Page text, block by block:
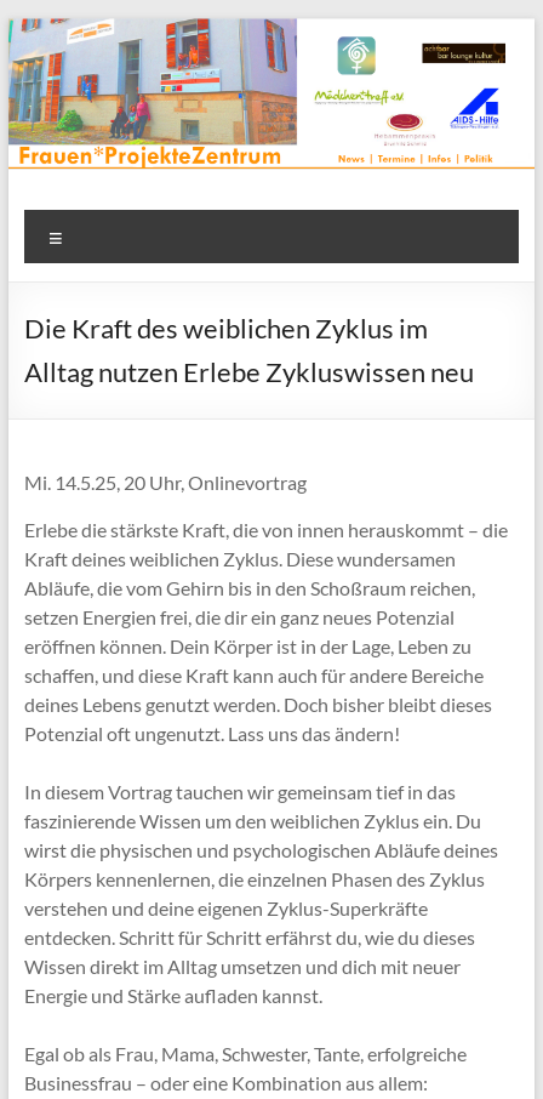
Zum
Inhalt
springen
Frauenprojektehaus wird
FrauenProjekteZentrum
Frauen* | Mädchen* | Projekte | Beratung | Veranstaltungen |
in einem Zentrum | Räume für alle | Projektarbeit | Begegnung
Die Kraft des weiblichen Zyklus im
Alltag nutzen Erlebe Zykluswissen neu
Mi. 14.5.25, 20 Uhr, Onlinevortrag
Erlebe die stärkste Kraft, die von innen herauskommt – die
Kraft deines weiblichen Zyklus. Diese wundersamen
Abläufe, die vom Gehirn bis in den Schoßraum reichen,
setzen Energien frei, die dir ein ganz neues Potenzial
eröffnen können. Dein Körper ist in der Lage, Leben zu
schaffen, und diese Kraft kann auch für andere Bereiche
deines Lebens genutzt werden. Doch bisher bleibt dieses
Potenzial oft ungenutzt. Lass uns das ändern!
In diesem Vortrag tauchen wir gemeinsam tief in das
faszinierende Wissen um den weiblichen Zyklus ein. Du
wirst die physischen und psychologischen Abläufe deines
Körpers kennenlernen, die einzelnen Phasen des Zyklus
verstehen und deine eigenen Zyklus-Superkräfte
entdecken. Schritt für Schritt erfährst du, wie du dieses
Wissen direkt im Alltag umsetzen und dich mit neuer
Energie und Stärke aufladen kannst.
Egal ob als Frau, Mama, Schwester, Tante, erfolgreiche
Businessfrau – oder eine Kombination aus allem: